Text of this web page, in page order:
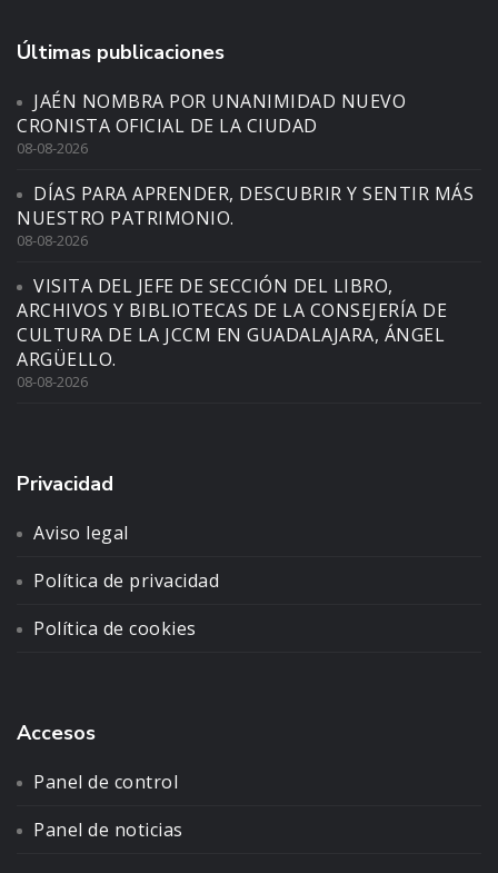
Últimas publicaciones
JAÉN NOMBRA POR UNANIMIDAD NUEVO
CRONISTA OFICIAL DE LA CIUDAD
08-08-2026
DÍAS PARA APRENDER, DESCUBRIR Y SENTIR MÁS
NUESTRO PATRIMONIO.
08-08-2026
VISITA DEL JEFE DE SECCIÓN DEL LIBRO,
ARCHIVOS Y BIBLIOTECAS DE LA CONSEJERÍA DE
CULTURA DE LA JCCM EN GUADALAJARA, ÁNGEL
ARGÜELLO.
08-08-2026
Privacidad
Aviso legal
Política de privacidad
Política de cookies
Accesos
Panel de control
Panel de noticias